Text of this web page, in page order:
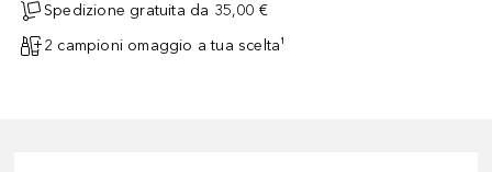
Spedizione gratuita da 35,00 €
2 campioni omaggio a tua scelta¹